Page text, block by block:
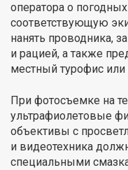
оператора о
соответствующую
нанять проводника,
и рацией, а также
местный турофис
При фотосъемке на
ультрафиолетовые
объективы с
и видеотехника
специальными